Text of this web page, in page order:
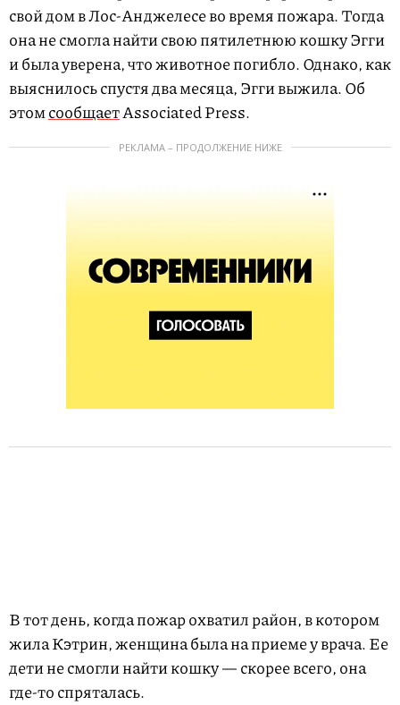
свой дом в Лос-Анджелесе во время пожара. Тогда
она не смогла найти свою пятилетнюю кошку Эгги
и была уверена, что животное погибло. Однако, как
выяснилось спустя два месяца, Эгги выжила. Об
этомсообщаетAssociated Press.
РЕКЛАМА – ПРОДОЛЖЕНИЕ НИЖЕ
В тот день, когда пожар охватил район, в котором
жила Кэтрин, женщина была на приеме у врача. Ее
дети не смогли найти кошку — скорее всего, она
где-то спряталась.